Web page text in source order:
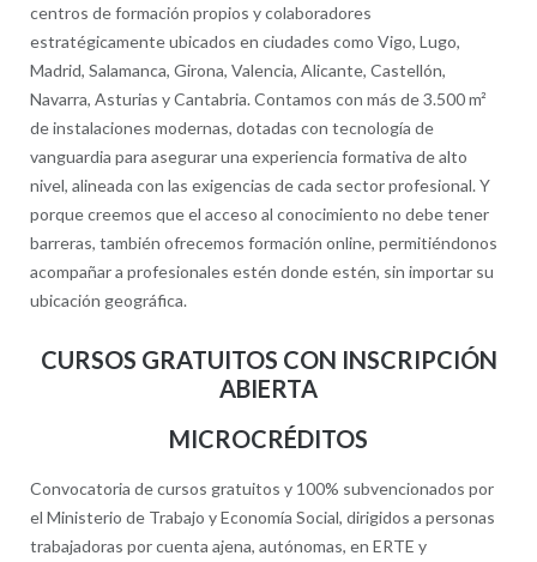
centros de formación propios y colaboradores
estratégicamente ubicados en ciudades como Vigo, Lugo,
Madrid, Salamanca, Girona, Valencia, Alicante, Castellón,
Navarra, Asturias y Cantabria. Contamos con más de 3.500 m²
de instalaciones modernas, dotadas con tecnología de
vanguardia para asegurar una experiencia formativa de alto
nivel, alineada con las exigencias de cada sector profesional. Y
porque creemos que el acceso al conocimiento no debe tener
barreras, también ofrecemos formación online, permitiéndonos
acompañar a profesionales estén donde estén, sin importar su
ubicación geográfica.
CURSOS GRATUITOS CON INSCRIPCIÓN
ABIERTA
MICROCRÉDITOS
Convocatoria de cursos gratuitos y 100% subvencionados por
el Ministerio de Trabajo y Economía Social, dirigidos a personas
trabajadoras por cuenta ajena, autónomas, en ERTE y